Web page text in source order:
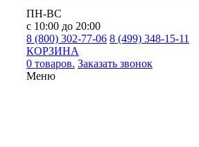
ПН-ВС
с 10:00 до 20:00
8 (800) 302-77-06 8 (499) 348-15-11
КОРЗИНА
0 товаров. Заказать звонок
Меню